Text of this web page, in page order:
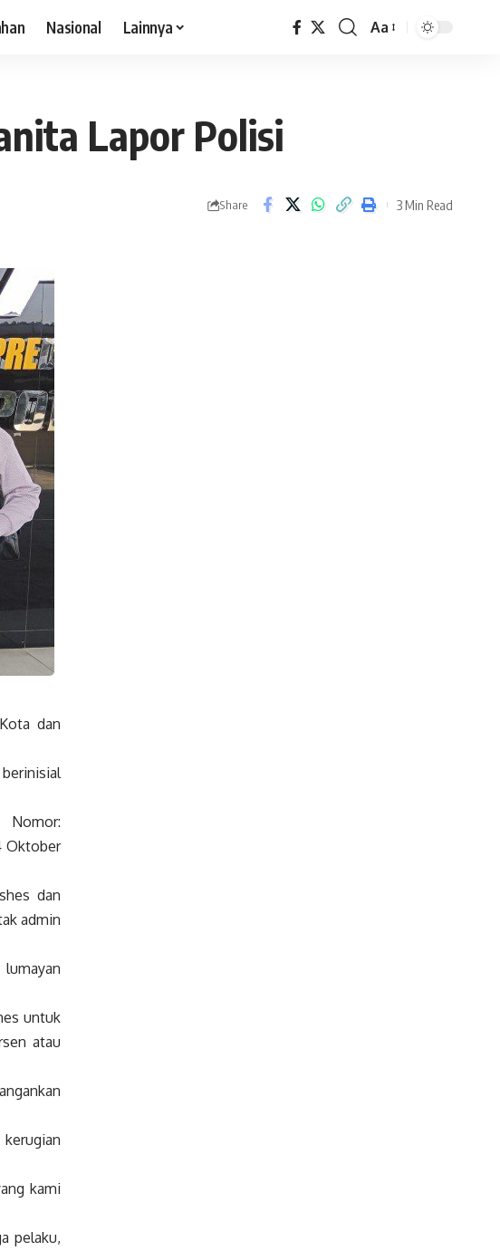
Nasional Lainnya Aa
Lapor Polisi
Share 3 Min Read
dan
Oktober
dan
admin
untuk
atau
kami
pelaku,